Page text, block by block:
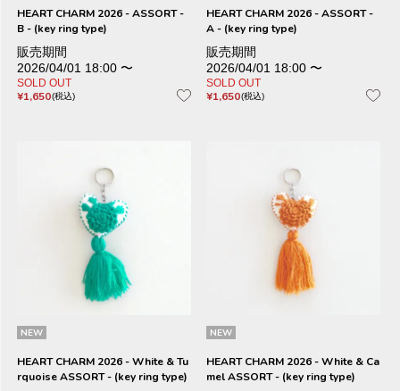
HEART CHARM 2026 - ASSORT -
B - (key ring type)
販売期間
2026/04/01 18:00 〜
SOLD OUT
¥1,650 税込
HEART CHARM 2026 - ASSORT -
A - (key ring type)
販売期間
2026/04/01 18:00 〜
SOLD OUT
¥1,650 税込
NEW
HEART CHARM 2026 - White & Tu
rquoise ASSORT - (key ring type)
NEW
HEART CHARM 2026 - White & Ca
mel ASSORT - (key ring type)